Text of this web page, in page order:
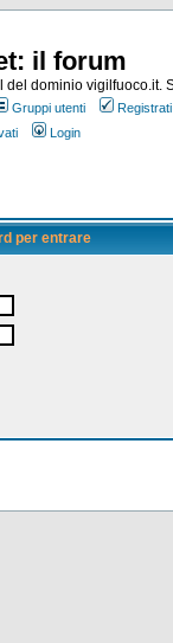
il forum
dominio vigilfuoco.it.
Gruppi utenti
Registrati
Login
per entrare